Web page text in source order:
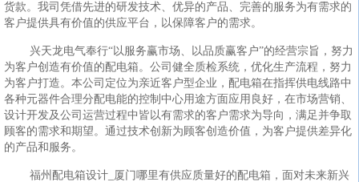
货款。我司凭借先进的研发技术、优异的产品、完善的服务为有需求的
客户提供具有价值的供应平台，以保障客户的需求。
兴天龙电气奉行“以服务赢市场、以品质赢客户”的经营宗旨，努力
为客户创造有价值的配电箱。公司健全质检系统，优化生产流程，努力
为客户打造。本公司定位为亲近客户型企业，配电箱在指挥供电线路中
各种元器件合理分配电能的控制中心用途方面应用良好，在市场营销、
设计开发及公司运营过程中皆以有需求的客户需求为导向，满足并争取
顾客的需求和期望。通过技术创新为顾客创造价值，为客户提供差异化
的产品和服务。
福州配电箱设计_厦门哪里有供应质量好的配电箱，面对未来新兴